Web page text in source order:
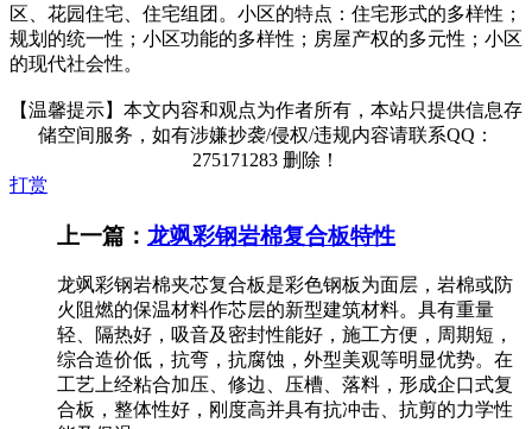
区、花园住宅、住宅组团。小区的特点：住宅形式的多样性；
规划的统一性；小区功能的多样性；房屋产权的多元性；小区
的现代社会性。
【温馨提示】本文内容和观点为作者所有，本站只提供信息存
储空间服务，如有涉嫌抄袭/侵权/违规内容请联系QQ：
275171283 删除！
打赏
上一篇： 龙飒彩钢岩棉复合板特性
龙飒彩钢岩棉夹芯复合板是彩色钢板为面层，岩棉或防
火阻燃的保温材料作芯层的新型建筑材料。具有重量
轻、隔热好，吸音及密封性能好，施工方便，周期短，
综合造价低，抗弯，抗腐蚀，外型美观等明显优势。在
工艺上经粘合加压、修边、压槽、落料，形成企口式复
合板，整体性好，刚度高并具有抗冲击、抗剪的力学性